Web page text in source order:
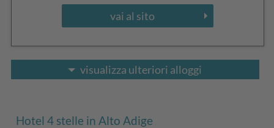
vai al sito
visualizza ulteriori alloggi
Hotel 4 stelle in Alto Adige